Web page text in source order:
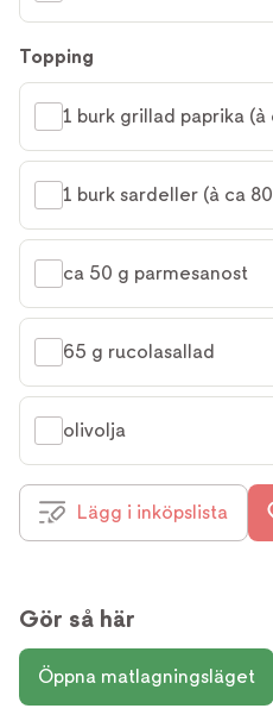
Topping
1 burk grillad paprika (à
1 burk sardeller (à ca
ca 50 g parmesanost
65 g rucolasallad
olivolja
Lägg i inköpslista
Gör så här
Öppna matlagningsläget